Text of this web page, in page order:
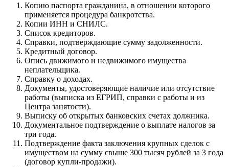
Копию паспорта гражданина, в отношении которого
применяется процедура банкротства.
Копии ИНН и СНИЛС.
Список кредиторов.
Справки, подтверждающие сумму задолженности.
Кредитный договор.
Опись движимого и недвижимого имущества
неплательщика.
Справку о доходах.
Документы, удостоверяющие наличие или отсутствие
работы (выписка из ЕГРИП, справки с работы и из
Центра занятости).
Выписку об открытых банковских счетах должника.
Документальное подтверждение о выплате налогов за
три года.
Подтверждение факта заключения крупных сделок с
имуществом на сумму свыше 300 тысяч рублей за 3 года
(договор купли-продажи).